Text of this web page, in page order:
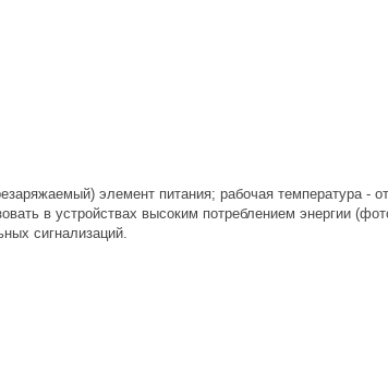
элемент питания; рабочая температура -
в устройствах высоким потреблением энергии
сигнализаций.